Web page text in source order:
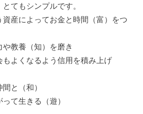
てもシンプルです。
資産によってお金と時間（富）をつ
や教養（知）を磨き
もよくなるよう信用を積み上げ
と（和）
て生きる（遊）